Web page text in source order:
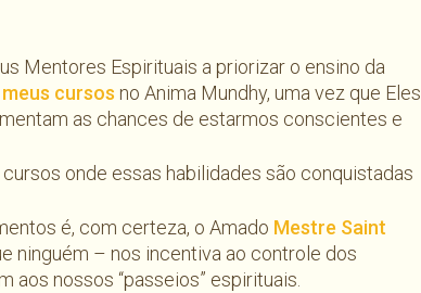
Mentores Espirituais a priorizar o ensino da
cursos no Anima Mundhy, uma vez que Eles
as chances de estarmos conscientes e
onde essas habilidades são conquistadas
é, com certeza, o Amado Mestre Saint
ninguém – nos incentiva ao controle dos
nossos “passeios” espirituais.